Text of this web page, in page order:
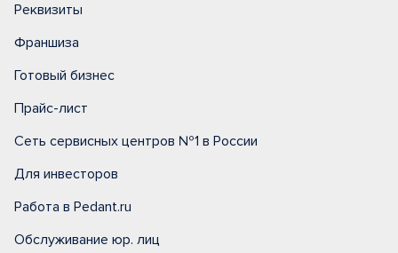
Реквизиты
Франшиза
Готовый бизнес
Прайс-лист
Сеть сервисных центров №1 в России
Для инвесторов
Работа в Pedant.ru
Обслуживание юр. лиц